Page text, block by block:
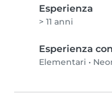
Esperienza
> 11 anni
Esperienza
Elementari •